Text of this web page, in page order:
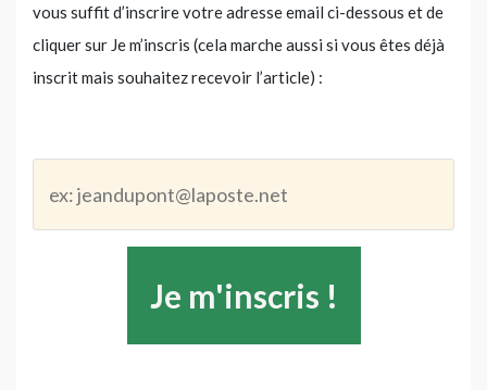
vous suffit d’inscrire votre adresse email ci-dessous et de
cliquer sur Je m’inscris (cela marche aussi si vous êtes déjà
inscrit mais souhaitez recevoir l’article) :